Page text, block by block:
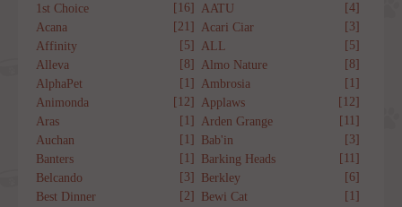
1st Choice [16] AATU
[4]
Acana
[21] Acari Ciar
[3]
Affinity
[5] ALL
[5]
Alleva
[8] Almo Nature
[8]
AlphaPet
[1] Ambrosia
[1]
Animonda
[12] Applaws
[12]
Aras
[1] Arden Grange
[11]
Auchan
[1] Bab'in
[3]
Banters
[1] Barking Heads
[11]
Belcando
[3] Berkley
[6]
Best Dinner
[2] Bewi Cat
[1]